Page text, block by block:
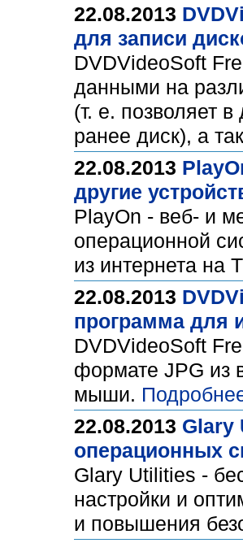
22.08.2013
для записи
DVDVideoSoft
данными на
(т. е. позволяет
ранее диск), а
22.08.2013
другие
PlayOn - веб- и
операционной
из интернета на
22.08.2013
программа для
DVDVideoSoft
формате JPG из
мыши.
22.08.2013 Glary
операционных
Glary Utilities -
настройки и
и повышения